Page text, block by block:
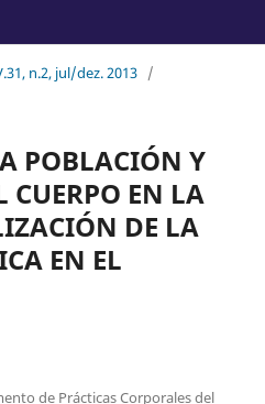
n.2, jul/dez. 2013 /
POBLACIÓN Y
CUERPO EN LA
DE LA
EN EL
de Prácticas Corporales del